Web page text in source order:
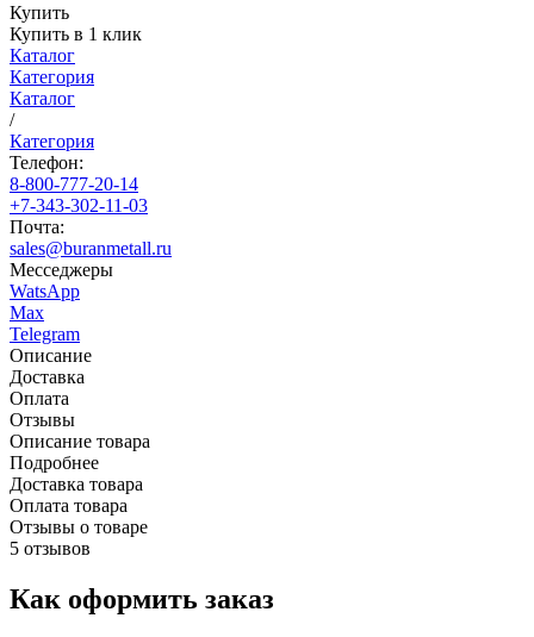
Купить
Купить в 1 клик
Каталог
Категория
Каталог
/
Категория
Телефон:
8-800-777-20-14
+7-343-302-11-03
Почта:
sales@buranmetall.ru
Месседжеры
WatsApp
Max
Telegram
Описание
Доставка
Оплата
Отзывы
Описание товара
Подробнее
Доставка товара
Оплата товара
Отзывы о товаре
5 отзывов
Как оформить заказ